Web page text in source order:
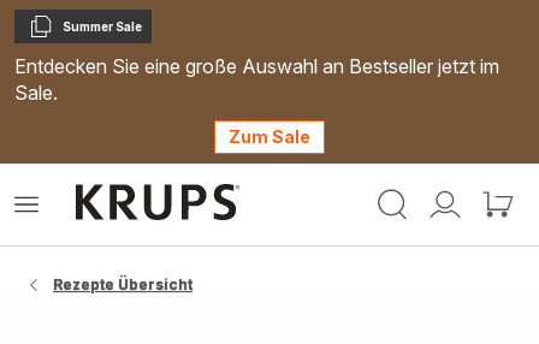
Kopieren
Summer Sale
Entdecken Sie eine große Auswahl an Bestseller jetzt im
Sale.
Zum Sale
Mein
Mein
Das
Rezepte Übersicht